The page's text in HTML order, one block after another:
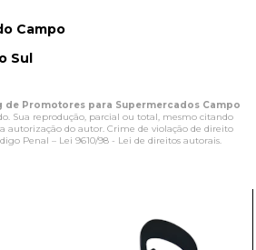
Campo
Sul
de Promotores para Supermercados Campo
Sua reprodução, parcial ou total, mesmo citando
autorização do autor. Crime de violação de direito
Penal – Lei 9610/98 - Lei de direitos autorais.